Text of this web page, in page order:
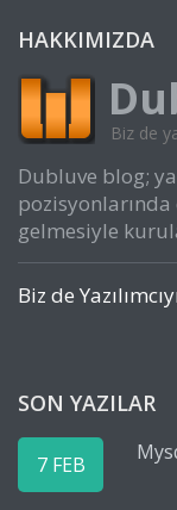
HAKKIMIZDA
Biz de
Dubluve blog;
gelmesiyle
Biz de
SON YAZILAR
7 FEB